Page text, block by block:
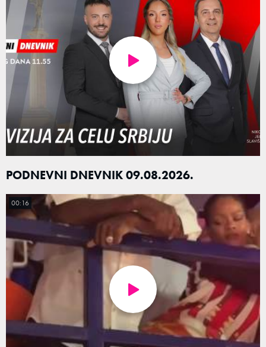
PODNEVNI DNEVNIK 09.08.2026.
00:16